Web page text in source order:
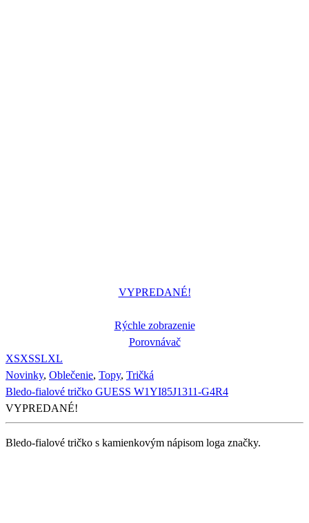
VYPREDANÉ!
Rýchle zobrazenie
Porovnávač
XSXSSLXL
Novinky, Oblečenie, Topy, Tričká
Bledo-fialové tričko GUESS W1YI85J1311-G4R4
VYPREDANÉ!
Bledo-fialové tričko s kamienkovým nápisom loga značky.